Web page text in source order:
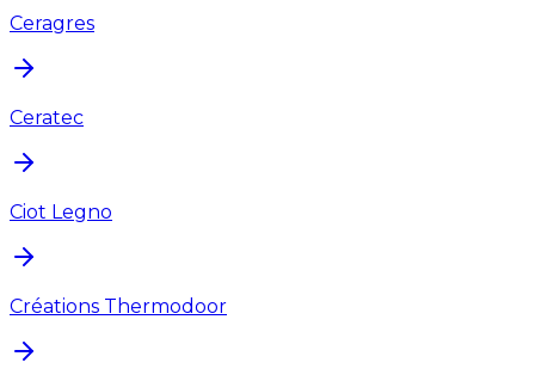
Ceragres
Ceratec
Ciot Legno
Créations Thermodoor